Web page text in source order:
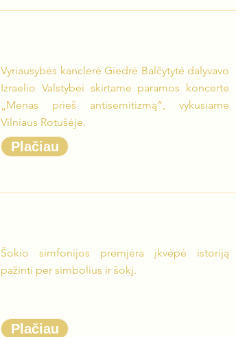
Vyriausybės kanclerė Giedrė Balčytytė dalyvavo
Izraelio Valstybei skirtame paramos koncerte
„Menas prieš antisemitizmą“, vykusiame
Vilniaus Rotušėje.
Plačiau
Šokio simfonijos premjera įkvėpė istoriją
pažinti per simbolius ir šokį.
Plačiau